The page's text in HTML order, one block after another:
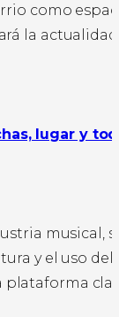
como
la
lugar y
musical,
y el uso del